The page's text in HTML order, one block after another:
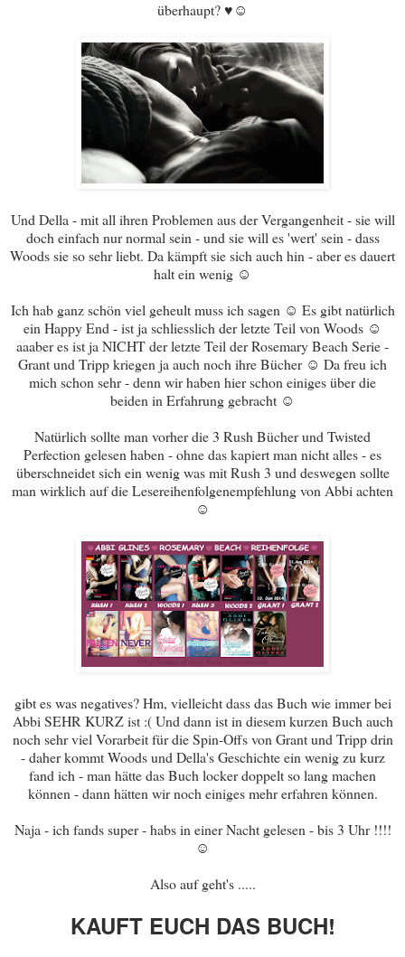
überhaupt? ♥☺
Und Della - mit all ihren Problemen aus der Vergangenheit - sie will
doch einfach nur normal sein - und sie will es 'wert' sein - dass
Woods sie so sehr liebt. Da kämpft sie sich auch hin - aber es dauert
halt ein wenig ☺
Ich hab ganz schön viel geheult muss ich sagen ☺ Es gibt natürlich
ein Happy End - ist ja schliesslich der letzte Teil von Woods ☺
aaaber es ist ja NICHT der letzte Teil der Rosemary Beach Serie -
Grant und Tripp kriegen ja auch noch ihre Bücher ☺ Da freu ich
mich schon sehr - denn wir haben hier schon einiges über die
beiden in Erfahrung gebracht ☺
Natürlich sollte man vorher die 3 Rush Bücher und Twisted
Perfection gelesen haben - ohne das kapiert man nicht alles - es
überschneidet sich ein wenig was mit Rush 3 und deswegen sollte
man wirklich auf die Lesereihenfolgenempfehlung von Abbi achten
☺
gibt es was negatives? Hm, vielleicht dass das Buch wie immer bei
Abbi SEHR KURZ ist :( Und dann ist in diesem kurzen Buch auch
noch sehr viel Vorarbeit für die Spin-Offs von Grant und Tripp drin
- daher kommt Woods und Della's Geschichte ein wenig zu kurz
fand ich - man hätte das Buch locker doppelt so lang machen
können - dann hätten wir noch einiges mehr erfahren können.
Naja - ich fands super - habs in einer Nacht gelesen - bis 3 Uhr !!!!
☺
Also auf geht's .....
KAUFT EUCH DAS BUCH!